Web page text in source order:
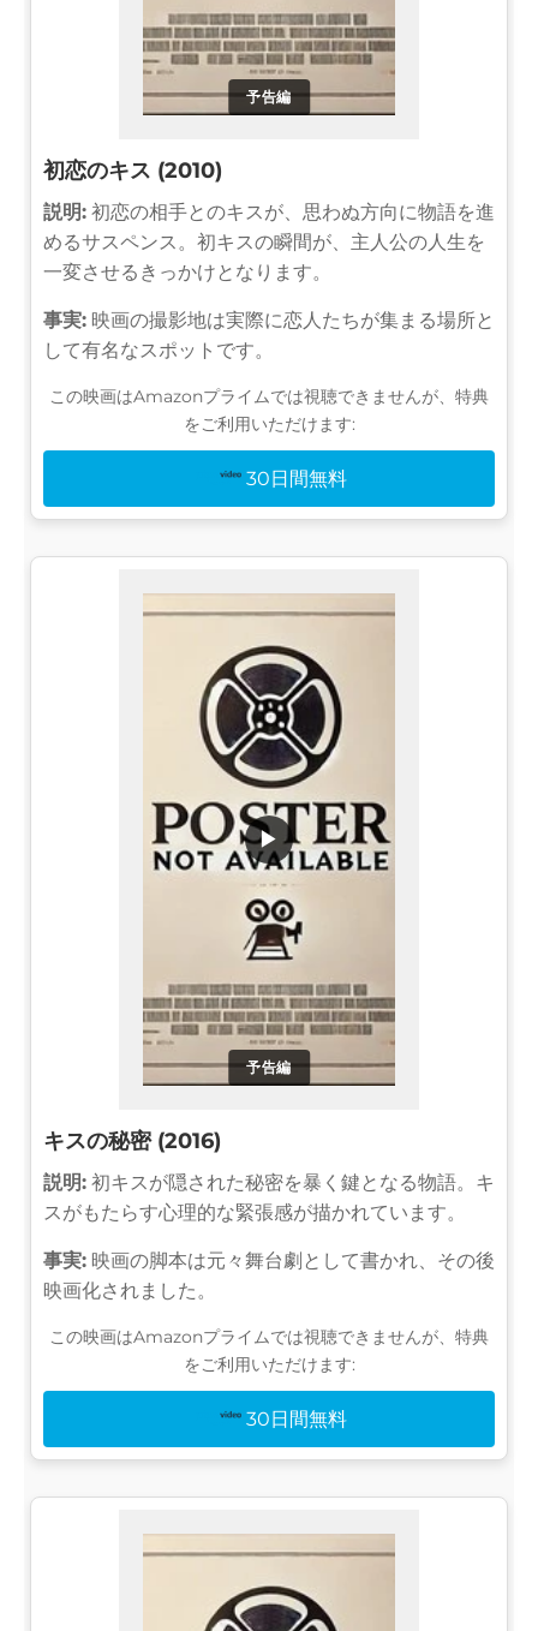
予告編
初恋のキス (2010)
説明: 初恋の相手とのキスが、思わぬ方向に物語を進
めるサスペンス。初キスの瞬間が、主人公の人生を
一変させるきっかけとなります。
事実: 映画の撮影地は実際に恋人たちが集まる場所と
して有名なスポットです。
この映画はAmazonプライムでは視聴できませんが、特典
をご利用いただけます:
30日間無料
予告編
▶
キスの秘密 (2016)
説明: 初キスが隠された秘密を暴く鍵となる物語。キ
スがもたらす心理的な緊張感が描かれています。
事実: 映画の脚本は元々舞台劇として書かれ、その後
映画化されました。
この映画はAmazonプライムでは視聴できませんが、特典
をご利用いただけます:
30日間無料